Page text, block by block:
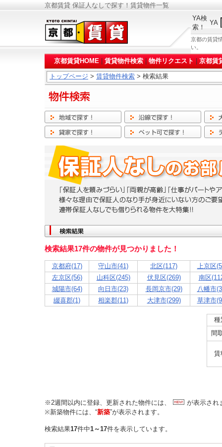
京都賃貸 保証人なしで探す！賃貸物件一覧
YA検
索！
YA
京都の賃貸
い。
京都賃貸HOME 賃貸物件検索 物件リクエスト 京都賃
トップページ > 賃貸物件検索 > 検索結果
検索結果17件の物件が見つかりました！
京都府(17) 守山市(41) 北区(117)
上京区
左京区(56)
山科区(245) 伏見区(269)
南区
城陽市(64)
向日市(23) 長岡京市(29)
八幡市
綴喜郡(1)
相楽郡(11) 大津市(299) 草津市
種
間
賃
※2週間以内に登録、更新された物件には、
が表示され
※新築物件には、“新築”が表示されます。
検索結果17件中1～17件を表示しています。